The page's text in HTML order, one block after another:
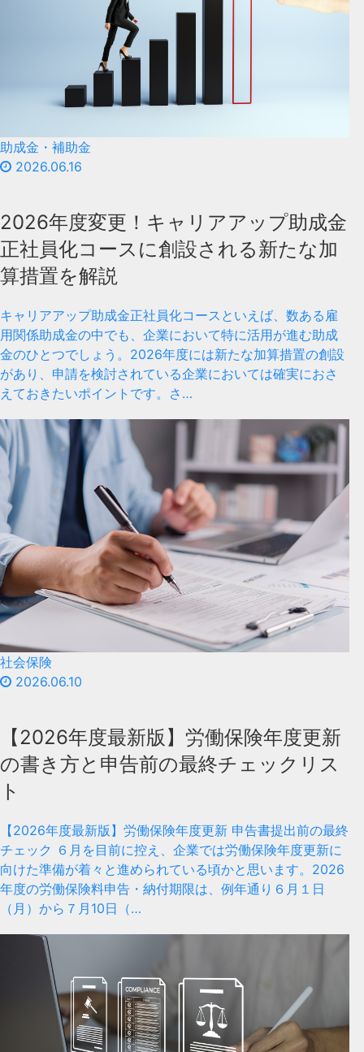
助成金・補助金
2026.06.16
2026年度変更！キャリアアップ助成金
正社員化コースに創設される新たな加
算措置を解説
キャリアアップ助成金正社員化コースといえば、数ある雇
用関係助成金の中でも、企業において特に活用が進む助成
金のひとつでしょう。2026年度には新たな加算措置の創設
があり、申請を検討されている企業においては確実におさ
えておきたいポイントです。さ…
社会保険
2026.06.10
【2026年度最新版】労働保険年度更新
の書き方と申告前の最終チェックリス
ト
【2026年度最新版】労働保険年度更新 申告書提出前の最終
チェック ６月を目前に控え、企業では労働保険年度更新に
向けた準備が着々と進められている頃かと思います。2026
年度の労働保険料申告・納付期限は、例年通り６月１日
（月）から７月10日（…